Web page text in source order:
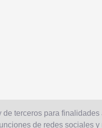
terceros para
de redes sociales